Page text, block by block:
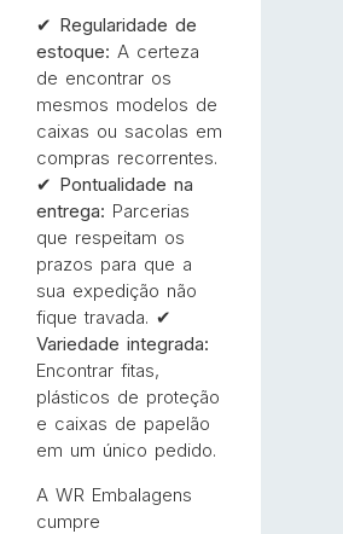
✔ Regularidade de
estoque: A certeza
de encontrar os
mesmos modelos de
caixas ou sacolas em
compras recorrentes.
✔ Pontualidade na
entrega: Parcerias
que respeitam os
prazos para que a
sua expedição não
fique travada. ✔
Variedade integrada:
Encontrar fitas,
plásticos de proteção
e caixas de papelão
em um único pedido.
A WR Embalagens
cumpre